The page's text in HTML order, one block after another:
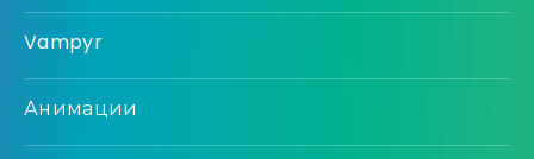
Vampyr
Анимации